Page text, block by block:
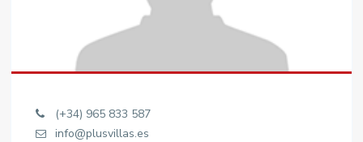
(+34) 965 833 587
info@plusvillas.es